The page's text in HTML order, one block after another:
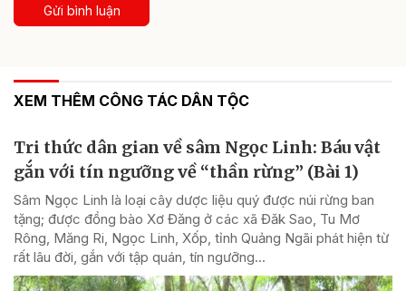
Gửi bình luận
XEM THÊM CÔNG TÁC DÂN TỘC
Tri thức dân gian về sâm Ngọc Linh: Báu vật
gắn với tín ngưỡng về “thần rừng” (Bài 1)
Sâm Ngọc Linh là loại cây dược liệu quý được núi rừng ban
tặng; được đồng bào Xơ Đăng ở các xã Đăk Sao, Tu Mơ
Rông, Măng Ri, Ngọc Linh, Xốp, tỉnh Quảng Ngãi phát hiện từ
rất lâu đời, gắn với tập quán, tín ngưỡng...